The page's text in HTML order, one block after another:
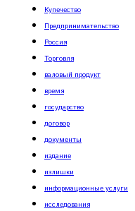
Купечество
Предпринимательство
Россия
Торговля
валовый продукт
время
государство
договор
документы
издание
излишки
информационные услуги
исследования